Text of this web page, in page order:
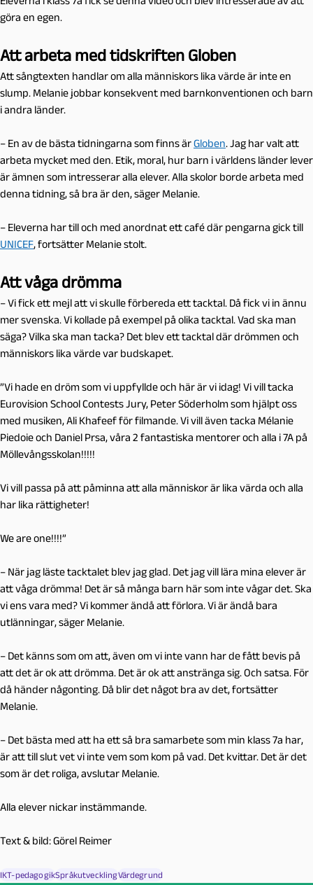
göra en egen.
Att arbeta med tidskriften Globen
Att sångtexten handlar om alla människors lika värde är inte en
slump. Melanie jobbar konsekvent med barnkonventionen och barn
i andra länder.
– En av de bästa tidningarna som finns ärGloben. Jag har valt att
arbeta mycket med den. Etik, moral, hur barn i världens länder lever
är ämnen som intresserar alla elever. Alla skolor borde arbeta med
denna tidning, så bra är den, säger Melanie.
– Eleverna har till och med anordnat ett café där pengarna gick till
UNICEF, fortsätter Melanie stolt.
Att våga drömma
– Vi fick ett mejl att vi skulle förbereda ett tacktal. Då fick vi in ännu
mer svenska. Vi kollade på exempel på olika tacktal. Vad ska man
säga? Vilka ska man tacka? Det blev ett tacktal där drömmen och
människors lika värde var budskapet.
”Vi hade en dröm som vi uppfyllde och här är vi idag! Vi vill tacka
Eurovision School Contests Jury, Peter Söderholm som hjälpt oss
med musiken, Ali Khafeef för filmande. Vi vill även tacka Mélanie
Piedoie och Daniel Prsa, våra 2 fantastiska mentorer och alla i 7A på
Möllevångsskolan!!!!!
Vi vill passa på att påminna att alla människor är lika värda och alla
har lika rättigheter!
We are one!!!!”
– När jag läste tacktalet blev jag glad. Det jag vill lära mina elever är
att våga drömma! Det är så många barn här som inte vågar det. Ska
vi ens vara med? Vi kommer ändå att förlora. Vi är ändå bara
utlänningar, säger Melanie.
– Det känns som om att, även om vi inte vann har de fått bevis på
att det är ok att drömma. Det är ok att anstränga sig. Och satsa. För
då händer någonting. Då blir det något bra av det, fortsätter
Melanie.
– Det bästa med att ha ett så bra samarbete som min klass 7a har,
är att till slut vet vi inte vem som kom på vad. Det kvittar. Det är det
som är det roliga, avslutar Melanie.
Alla elever nickar instämmande.
Text & bild: Görel Reimer
IKT-pedagogikSpråkutvecklingVärdegrund